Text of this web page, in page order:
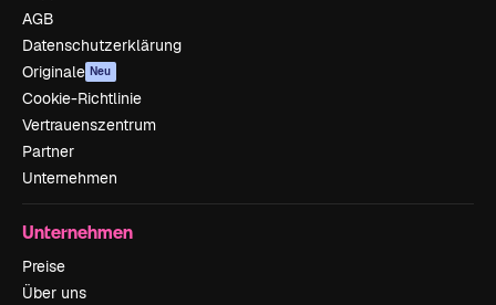
AGB
Datenschutzerklärung
Originale Neu
Cookie-Richtlinie
Vertrauenszentrum
Partner
Unternehmen
Unternehmen
Preise
Über uns